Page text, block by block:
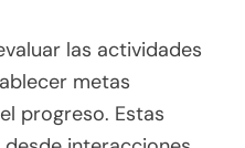
las actividades
metas
progreso. Estas